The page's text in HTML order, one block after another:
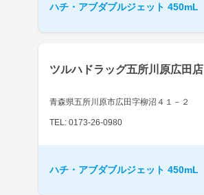
ハチ・アブダブルジェット 450mL
ツルハドラッグ五所川原広田店
青森県五所川原市広田字柳沼４１－２
TEL: 0173-26-0980
ハチ・アブダブルジェット 450mL